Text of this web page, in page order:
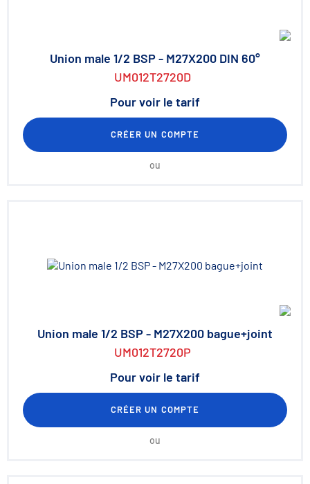
Union male 1/2 BSP - M27X200 DIN 60°
UM012T2720D
Pour voir le tarif
CRÉER UN COMPTE
ou
Union male 1/2 BSP - M27X200 bague+joint
UM012T2720P
Pour voir le tarif
CRÉER UN COMPTE
ou